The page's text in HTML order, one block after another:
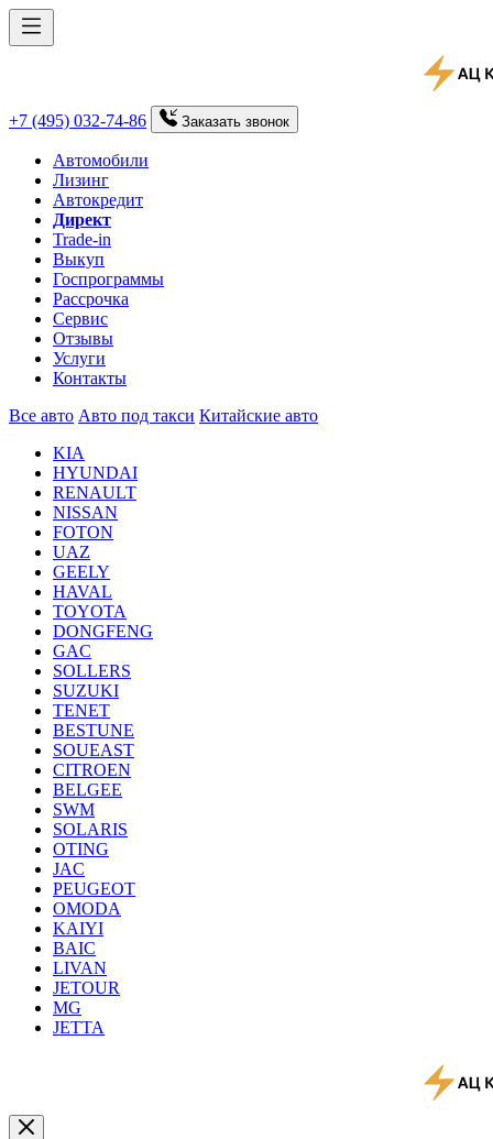
+7 (495) 032-74-86 Заказать звонок
Автомобили
Лизинг
Автокредит
Директ
Trade-in
Выкуп
Госпрограммы
Рассрочка
Сервис
Отзывы
Услуги
Контакты
Все авто Авто под такси Китайские авто
KIA
HYUNDAI
RENAULT
NISSAN
FOTON
UAZ
GEELY
HAVAL
TOYOTA
DONGFENG
GAC
SOLLERS
SUZUKI
TENET
BESTUNE
SOUEAST
CITROEN
BELGEE
SWM
SOLARIS
OTING
JAC
PEUGEOT
OMODA
KAIYI
BAIC
LIVAN
JETOUR
MG
JETTA